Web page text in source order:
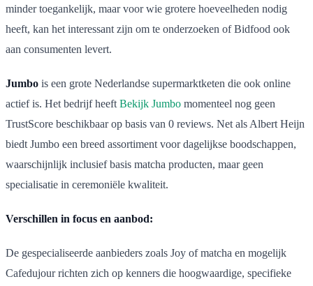
minder toegankelijk, maar voor wie grotere hoeveelheden nodig
heeft, kan het interessant zijn om te onderzoeken of Bidfood ook
aan consumenten levert.
Jumbo is een grote Nederlandse supermarktketen die ook online
actief is. Het bedrijf heeft Bekijk Jumbo momenteel nog geen
TrustScore beschikbaar op basis van 0 reviews. Net als Albert Heijn
biedt Jumbo een breed assortiment voor dagelijkse boodschappen,
waarschijnlijk inclusief basis matcha producten, maar geen
specialisatie in ceremoniële kwaliteit.
Verschillen in focus en aanbod:
De gespecialiseerde aanbieders zoals Joy of matcha en mogelijk
Cafedujour richten zich op kenners die hoogwaardige, specifieke